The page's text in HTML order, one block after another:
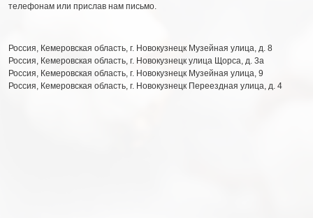
телефонам или прислав нам письмо.
Россия, Кемеровская область, г. Новокузнецк Музейная улица, д. 8
Россия, Кемеровская область, г. Новокузнецк улица Щорса, д. 3а
Россия, Кемеровская область, г. Новокузнецк Музейная улица, 9
Россия, Кемеровская область, г. Новокузнецк Переездная улица, д. 4